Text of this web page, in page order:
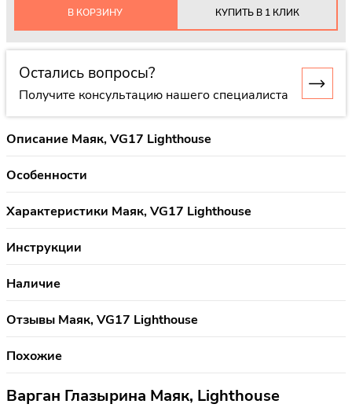
В КОРЗИНУ КУПИТЬ В 1 КЛИК
Остались вопросы?
Получите консультацию нашего специалиста
Описание Маяк, VG17 Lighthouse
Особенности
Характеристики Маяк, VG17 Lighthouse
Инструкции
Наличие
Отзывы Маяк, VG17 Lighthouse
Похожие
Варган Глазырина Маяк, Lighthouse